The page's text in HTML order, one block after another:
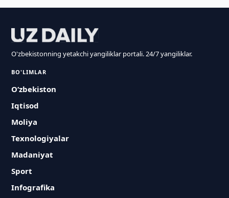
O'zbekistonning yetakchi yangiliklar portali. 24/7 yangiliklar.
BO'LIMLAR
O‘zbekiston
Iqtisod
Moliya
Texnologiyalar
Madaniyat
Sport
Infografika